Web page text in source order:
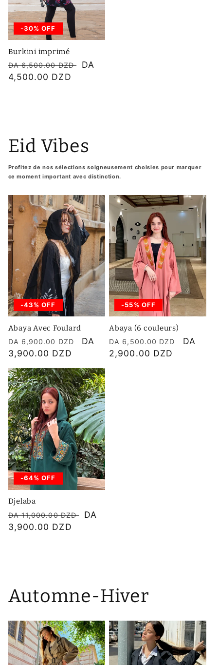
-30% OFF
Burkini imprimé
Prix
habituel
DA 6,500.00 DZD
Prix
DA
4,500.00 DZD
Eid Vibes
Profitez de nos sélections soigneusement choisies pour marquer
ce moment important avec distinction.
-43% OFF
Abaya Avec Foulard
Prix
habituel
DA 6,900.00 DZD
Prix
DA
3,900.00 DZD
-55% OFF
Abaya (6 couleurs)
Prix
habituel
DA 6,500.00 DZD
Prix
DA
2,900.00 DZD
-64% OFF
Djelaba
Prix
habituel
DA 11,000.00 DZD
Prix
DA
3,900.00 DZD
Automne-Hiver